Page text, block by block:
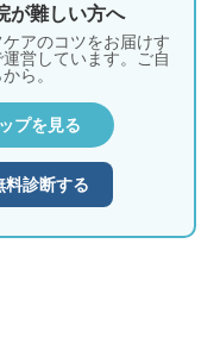
が難しい方へ
アのコツをお届けす
営しています。ご自
ら。
プを見る
料診断する